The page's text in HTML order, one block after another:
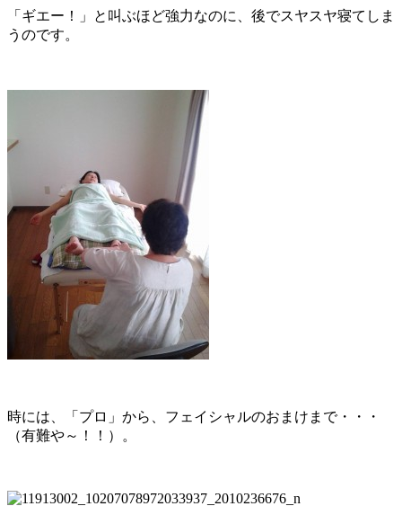
「ギエー！」と叫ぶほど強力なのに、後でスヤスヤ寝てしま
うのです。
時には、「プロ」から、フェイシャルのおまけまで・・・
（有難や～！！）。